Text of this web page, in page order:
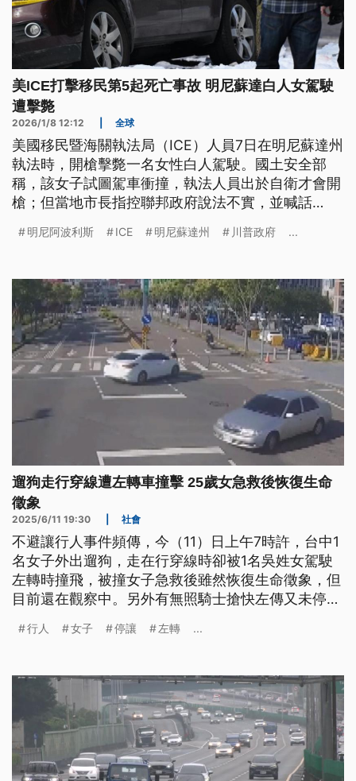
美ICE打擊移民第5起死亡事故 明尼蘇達白人女駕駛
遭擊斃
2026/1/8 12:12 全球
美國移民暨海關執法局（ICE）人員7日在明尼蘇達州
執法時，開槍擊斃一名女性白人駕駛。國土安全部
稱，該女子試圖駕車衝撞，執法人員出於自衛才會開
槍；但當地市長指控聯邦政府說法不實，並喊話
起宣布強力打擊移民後，全美第5起因ICE執法導致民
明尼阿波利斯 ICE 明尼蘇達州 川普政府 ...
遛狗走行穿線遭左轉車撞擊 25歲女急救後恢復生命
徵象
2025/6/11 19:30 社會
不避讓行人事件頻傳，今（11）日上午7時許，台中1
名女子外出遛狗，走在行穿線時卻被1名吳姓女駕駛
左轉時撞飛，被撞女子急救後雖然恢復生命徵象，但
目前還在觀察中。另外有無照騎士搶快左傳又未停讓
拍下，在苓雅區有老翁正要過馬路，多部車輛也不停
行人 女子 停讓 左轉 ...